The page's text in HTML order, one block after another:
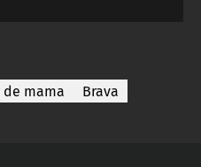
de mama Brava